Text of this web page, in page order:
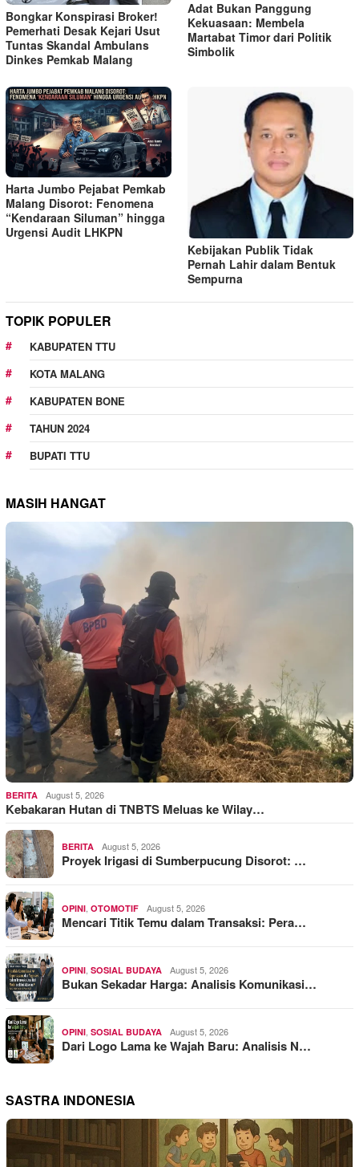
Bongkar Konspirasi Broker!
Pemerhati Desak Kejari Usut
Tuntas Skandal Ambulans
Dinkes Pemkab Malang
Adat Bukan Panggung
Kekuasaan: Membela
Martabat Timor dari Politik
Simbolik
Harta Jumbo Pejabat Pemkab
Malang Disorot: Fenomena
“Kendaraan Siluman” hingga
Urgensi Audit LHKPN
Kebijakan Publik Tidak
Pernah Lahir dalam Bentuk
Sempurna
TOPIK POPULER
KABUPATEN TTU
KOTA MALANG
KABUPATEN BONE
TAHUN 2024
BUPATI TTU
MASIH HANGAT
BERITA August 5, 2026
Kebakaran Hutan di TNBTS Meluas ke Wilay…
BERITA August 5, 2026
Proyek Irigasi di Sumberpucung Disorot: …
OPINI OTOMOTIF August 5, 2026
Mencari Titik Temu dalam Transaksi: Pera…
OPINI SOSIAL BUDAYA August 5, 2026
Bukan Sekadar Harga: Analisis Komunikasi…
OPINI SOSIAL BUDAYA August 5, 2026
Dari Logo Lama ke Wajah Baru: Analisis N…
SASTRA INDONESIA